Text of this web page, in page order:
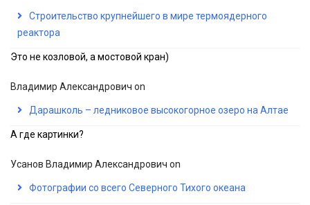
Строительство крупнейшего в мире термоядерного
реактора
Это не козловой, а мостовой кран)
Владимир Александрович on
Дарашколь – ледниковое высокогорное озеро на Алтае
А где картинки?
Усанов Владимир Александрович on
Фотографии со всего Северного Тихого океана